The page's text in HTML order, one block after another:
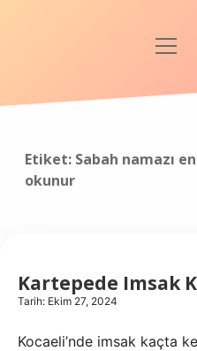
Anasayfa
Yasal Uyarı
Etiket: Sabah namazı
okunur
Kartepede Imsak
Tarih: Ekim 27, 2024
Kocaeli’nde imsak kaçta